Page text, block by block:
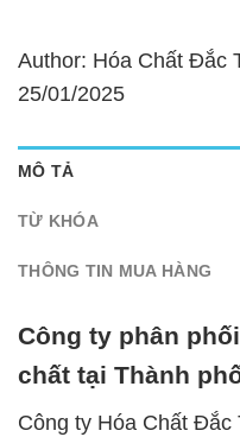
Author: Hóa Chất Đắc
25/01/2025
MÔ TẢ
TỪ KHÓA
THÔNG TIN MUA HÀNG
Công ty phân
chất tại Thành
Công ty Hóa Chất